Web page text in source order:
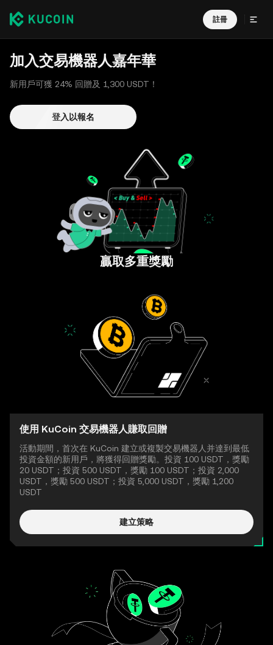
註冊
加入交易機器人嘉年華
新用戶可獲 24% 回贈及 1,300 USDT！
登入以報名
贏取多重獎勵
使用 KuCoin 交易機器人賺取回贈
活動期間，首次在 KuCoin 建立或複製交易機器人并達到最低
投資金額的新用戶，將獲得回贈獎勵。投資 100 USDT，獎勵
20 USDT；投資 500 USDT，獎勵 100 USDT；投資 2,000
USDT，獎勵 500 USDT；投資 5,000 USDT，獎勵 1,200
USDT
建立策略